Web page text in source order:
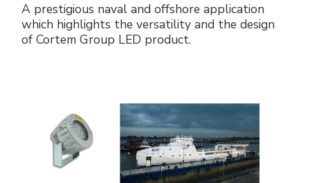
A prestigious naval and offshore application
which highlights the versatility and the design
of Cortem Group LED product.
Todos los productos
Certificados de la empresa